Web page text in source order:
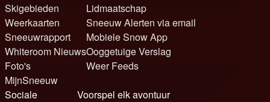
Skigebieden
Weerkaarten
Sneeuwrapport
Whiteroom Nieuws
Foto's
MijnSneeuw
Lidmaatschap
Sneeuw Alerten via email
Mobiele Snow App
Ooggetuige Verslag
Weer Feeds
Sociale
Voorspel elk avontuur